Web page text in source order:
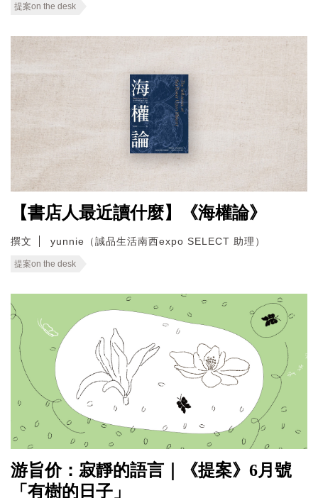
提案on the desk
【書店人最近讀什麼】《海權論》
撰文 yunnie（誠品生活南西expo SELECT 助理）
提案on the desk
游旨价：寂靜的語言｜《提案》6月號
「有樹的日子」